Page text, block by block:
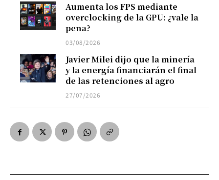
Aumenta los FPS mediante
overclocking de la GPU: ¿vale la
pena?
03/08/2026
Javier Milei dijo que la minería
y la energía financiarán el final
de las retenciones al agro
27/07/2026